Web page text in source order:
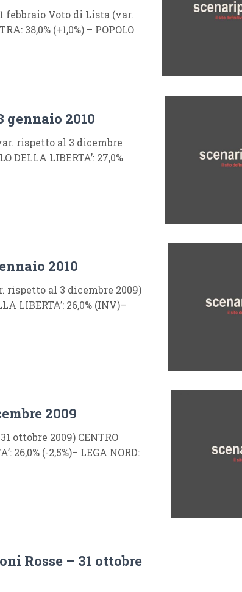
febbraio Voto di Lista (var.
38,0% (+1,0%) – POPOLO
gennaio 2010
rispetto al 3 dicembre
DELLA LIBERTA’: 27,0%
2010
rispetto al 3 dicembre 2009)
LIBERTA’: 26,0% (INV)–
2009
ottobre 2009) CENTRO
26,0% (-2,5%)– LEGA NORD:
Rosse – 31 ottobre